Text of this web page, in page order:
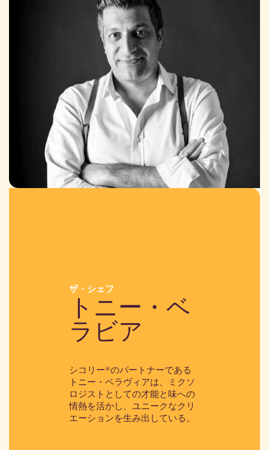
ザ・シェフ
トニー・ベ
ラビア
シコリー®のパートナーである
トニー・ベラヴィアは、ミクソ
ロジストとしての才能と味への
情熱を活かし、ユニークなクリ
エーションを生み出している。